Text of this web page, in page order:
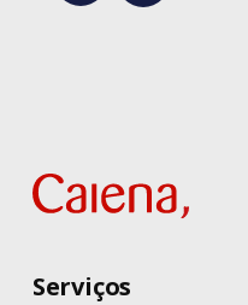
Serviços